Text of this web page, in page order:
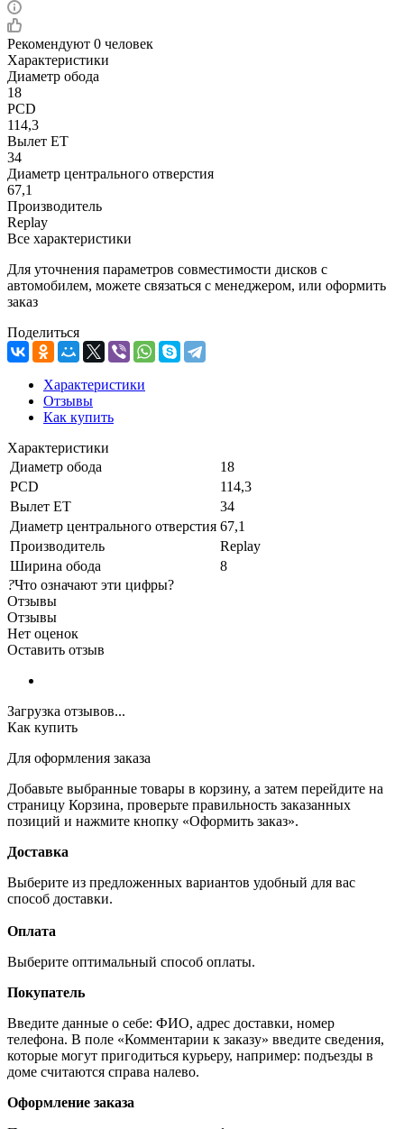
Рекомендуют 0 человек
Характеристики
Диаметр обода
18
PCD
114,3
Вылет ET
34
Диаметр центрального отверстия
67,1
Производитель
Replay
Все характеристики
Для уточнения параметров совместимости дисков с
автомобилем, можете связаться с менеджером, или оформить
заказ
Поделиться
Характеристики
Отзывы
Как купить
Характеристики
Диаметр обода
18
PCD
114,3
Вылет ET
34
Диаметр центрального отверстия 67,1
Производитель
Replay
Ширина обода
8
?Что означают эти цифры?
Отзывы
Отзывы
Нет оценок
Оставить отзыв
Загрузка отзывов...
Как купить
Для оформления заказа
Добавьте выбранные товары в корзину, а затем перейдите на
страницу Корзина, проверьте правильность заказанных
позиций и нажмите кнопку «Оформить заказ».
Доставка
Выберите из предложенных вариантов удобный для вас
способ доставки.
Оплата
Выберите оптимальный способ оплаты.
Покупатель
Введите данные о себе: ФИО, адрес доставки, номер
телефона. В поле «Комментарии к заказу» введите сведения,
которые могут пригодиться курьеру, например: подъезды в
доме считаются справа налево.
Оформление заказа